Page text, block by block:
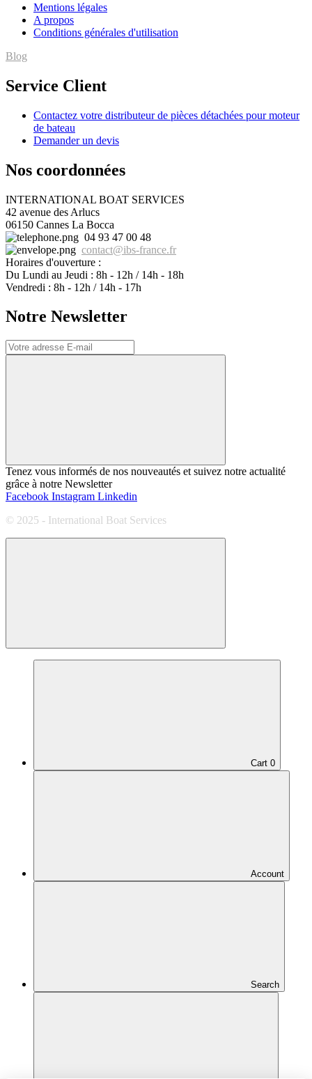
Mentions légales
A propos
Conditions générales d'utilisation
Blog
Service Client
Contactez votre distributeur de pièces détachées pour moteur
de bateau
Demander un devis
Nos coordonnées
INTERNATIONAL BOAT SERVICES
42 avenue des Arlucs
06150 Cannes La Bocca
04 93 47 00 48
contact@ibs-france.fr
Horaires d'ouverture :
Du Lundi au Jeudi : 8h - 12h / 14h - 18h
Vendredi : 8h - 12h / 14h - 17h
Notre Newsletter
Tenez vous informés de nos nouveautés et suivez notre actualité
grâce à notre Newsletter
Facebook Instagram Linkedin
© 2025 - International Boat Services
Cart 0
Account
Search